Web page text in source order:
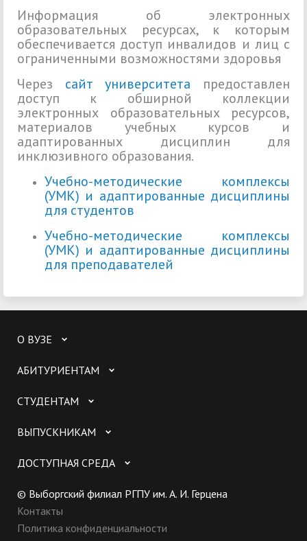
Информация об электронных
образовательных ресурсах, к которым
обеспечивается доступ инвалидов и лиц с
ограниченными возможностями здоровья
Через сайт университета предоставлен
доступ к обширной коллекции
электронных образовательных ресурсов,
материалов учебных курсов и
адаптированных дисциплин для
инклюзивного образования.
Учебно-методические комплексы
(УМК) и адаптированные дисциплины
для студентов
Учебно-методические комплексы
(УМК) и адаптированные дисциплины
для преподавателей
О ВУЗЕ
АБИТУРИЕНТАМ
СТУДЕНТАМ
ВЫПУСКНИКАМ
ДОСТУПНАЯ СРЕДА
© Выборгский филиал РГПУ им. А. И. Герцена
Контакты
Политика конфиденциальности